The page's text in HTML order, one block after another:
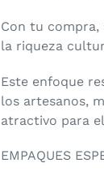
Con tu compra,
la riqueza
Este enfoque
los artesanos,
atractivo para
EMPAQUES